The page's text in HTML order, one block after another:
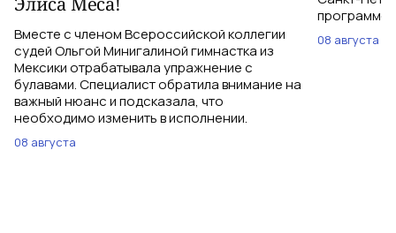
Вместе с членом Всероссийской коллегии
судей Ольгой Минигалиной гимнастка из
Мексики отрабатывала упражнение с
булавами. Специалист обратила внимание на
важный нюанс и подсказала, что
необходимо изменить в исполнении.
08 августа
программе
08 августа